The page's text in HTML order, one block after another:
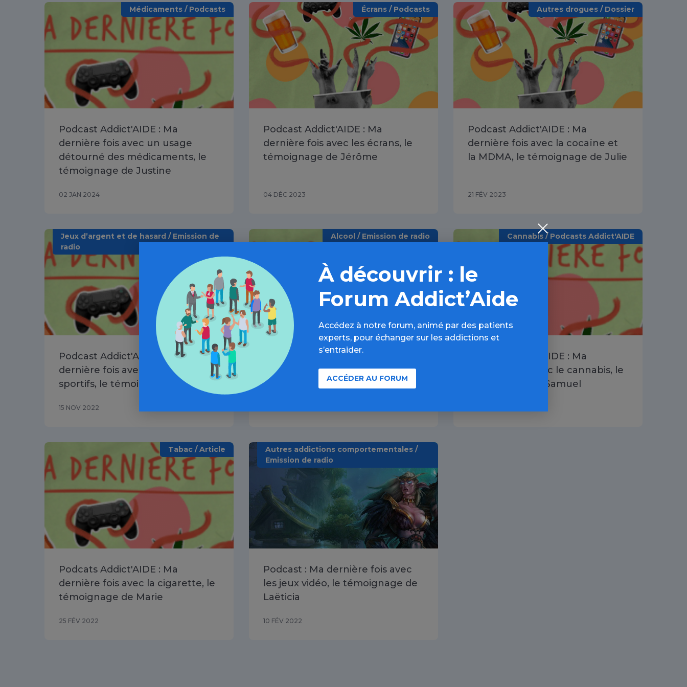
Médicaments / Podcasts
Podcast Addict'AIDE : Ma
dernière fois avec un usage
détourné des médicaments, le
témoignage de Justine
02 JAN 2024
Écrans / Podcasts
Podcast Addict'AIDE : Ma
dernière fois avec les écrans, le
témoignage de Jérôme
04 DÉC 2023
Autres drogues / Dossier
Podcast Addict'AIDE : Ma
dernière fois avec la cocaïne et
la MDMA, le témoignage de Julie
21 FÉV 2023
Jeux d’argent et de hasard / Emission de
radio
Podcast Addict'AIDE : Ma
dernière fois avec les paris
sportifs, le témoignage de Julien
15 NOV 2022
Alcool / Emission de radio
Podcast Addict'AIDE : Ma
dernière fois avec l'alcool, le
témoignage de Baptiste
Cannabis / Podcasts Addict'AIDE
Podcast Addict’AIDE : Ma
dernière fois avec le cannabis, le
témoignage de Samuel
Tabac / Article
Podcats Addict'AIDE : Ma
dernière fois avec la cigarette, le
témoignage de Marie
25 FÉV 2022
Autres addictions comportementales /
Emission de radio
Podcast : Ma dernière fois avec
les jeux vidéo, le témoignage de
Laëticia
10 FÉV 2022
À découvrir : le
Forum Addict’Aide
Accédez à notre forum, animé par des patients
experts, pour échanger sur les addictions et
s’entraider.
ACCÉDER AU FORUM